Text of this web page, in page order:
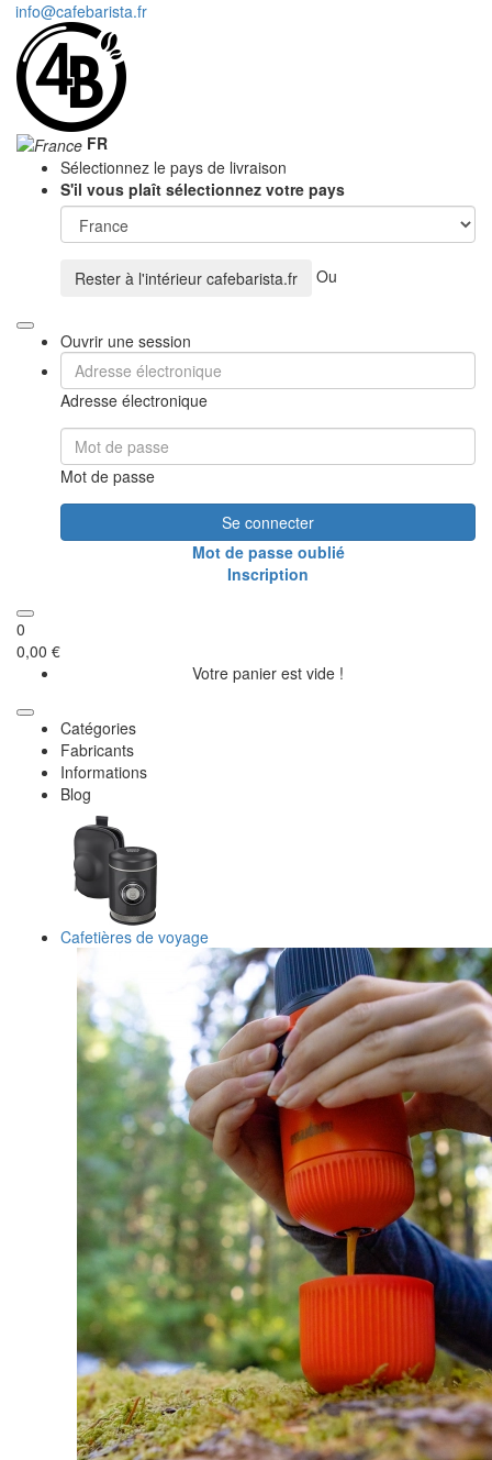
info@cafebarista.fr
FR
Sélectionnez le pays de livraison
S'il vous plaît sélectionnez votre pays
Rester à l'intérieur cafebarista.fr Ou
Ouvrir une session
Adresse électronique
Mot de passe
Se connecter
Mot de passe oublié
Inscription
0
0,00 €
Votre panier est vide !
Catégories
Fabricants
Informations
Blog
Cafetières de voyage